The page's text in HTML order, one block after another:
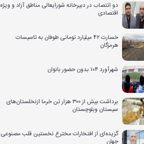
دو انتصاب در دبیرخانه شورایعالی مناطق آزاد و ویژه
اقتصادی
خسارت ۴۲ میلیارد تومانی طوفان به تاسیسات
هرمزگان
شهرآورد ۱۰۴ بدون حضور بانوان
برداشت بیش از ۳۰۰ هزار تن خرما ازنخلستان‌های
سیستان وبلوچستان
گزیده‌ای از افتخارات مخترع نخستین قلب مصنوعی
جهان